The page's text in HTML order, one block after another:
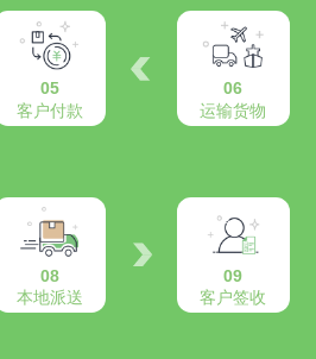
05
客户付款
06
运输货物
08
本地派送
09
客户签收